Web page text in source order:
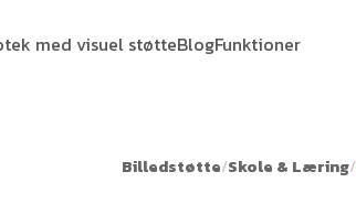
med visuel støtteBlogFunktioner
Billedstøtte/Skole & Læring/